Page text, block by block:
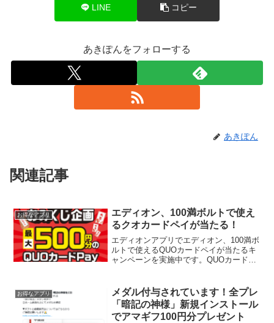
LINE コピー
あきぽんをフォローする
あきぽん
関連記事
お得なアプリ
エディオン、100満ボルトで使え
るクオカードペイが当たる！
エディオンアプリでエディオン、100満ボ
ルトで使えるQUOカードペイが当たるキ
ャンペーンを実施中です。QUOカード
てもらって中吉（100円）あたりま...
お得なアプリ
メダル付与されています！全プレ
「暗記の神様」新規インストール
でアマギフ100円分プレゼント